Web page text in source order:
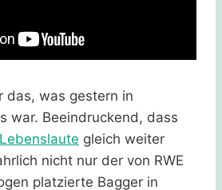
das, was gestern in
war. Beeindruckend, dass
gleich weiter
nicht nur der von RWE
platzierte Bagger in